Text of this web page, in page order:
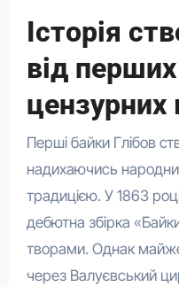
Історія
від
цензурних
Перші байки Глібов
надихаючись
традицією. У 1863
дебютна збірка
творами. Однак
через Валуєвський